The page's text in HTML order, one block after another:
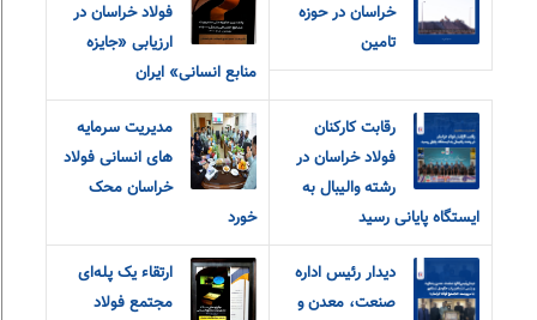
خراسان در حوزه
تامین
فولاد خراسان در
ارزیابی «جایزه
منابع انسانی» ایران
رقابت کارکنان
فولاد خراسان در
رشته والیبال به
ایستگاه پایانی رسید
مدیریت سرمایه
های انسانی فولاد
خراسان محک
خورد
دیدار رئیس اداره
صنعت، معدن و
ارتقاء یک پله‌ای
مجتمع فولاد